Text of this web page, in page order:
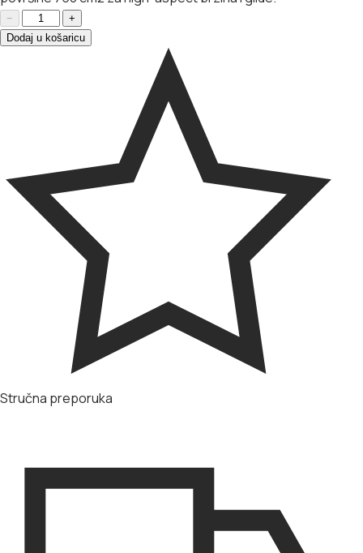
− North Sonar HA750 prednje krilo količina
+
Dodaj u košaricu
Stručna preporuka